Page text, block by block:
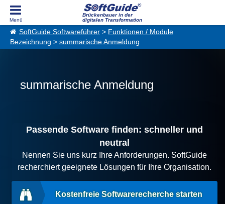
Brückenbauer in der
digitalen Transformation
SoftGuide Softwareführer > Funktionen / Module
Bezeichnung > summarische Anmeldung
summarische Anmeldung
Passende Software finden: schneller und
neutral
Nennen Sie uns kurz Ihre Anforderungen. SoftGuide
recherchiert geeignete Lösungen für Ihre Organisation.
Kostenfreie Softwarerecherche starten